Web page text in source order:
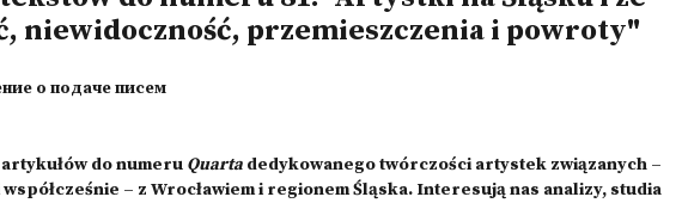
niewidoczność, przemieszczenia i powroty"
о подаче писем
do numeru Quarta dedykowanego twórczości artystek związanych –
– z Wrocławiem i regionem Śląska. Interesują nas analizy, studia